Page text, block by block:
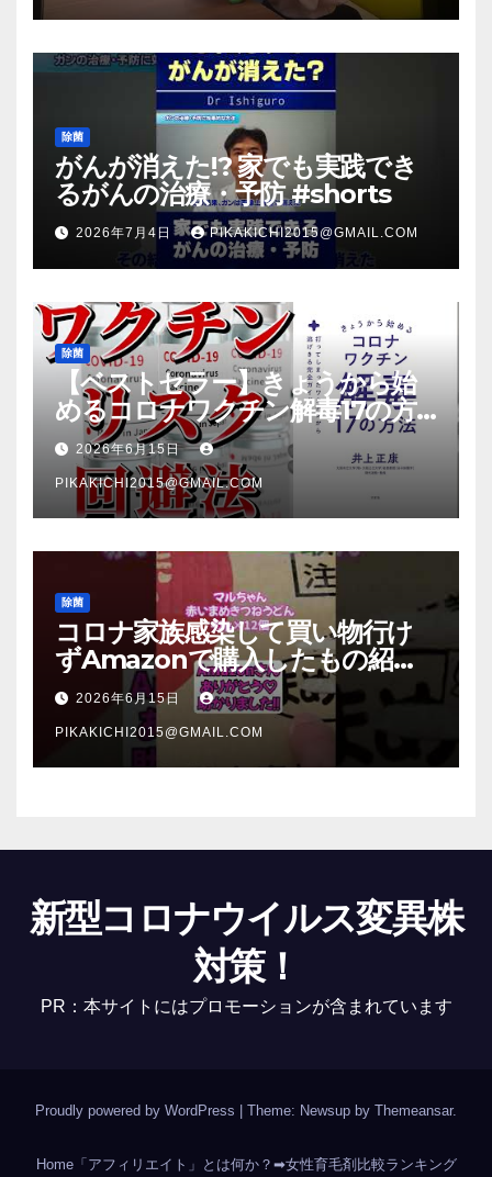
除菌
がんが消えた!? 家でも実践でき
るがんの治療・予防 #shorts
2026年7月4日 PIKAKICHI2015@GMAIL.COM
除菌
【ベストセラー】きょうから始
めるコロナワクチン解毒17の方
法【本要約】
2026年6月15日
PIKAKICHI2015@GMAIL.COM
除菌
コロナ家族感染して買い物行け
ずAmazonで購入したもの紹
介 #Shorts
2026年6月15日
PIKAKICHI2015@GMAIL.COM
新型コロナウイルス変異株
対策！
PR：本サイトにはプロモーションが含まれています
Proudly powered by WordPress Theme: Newsup by Themeansar.
Home「アフィリエイト」とは何か？ ➡女性育毛剤比較ランキング